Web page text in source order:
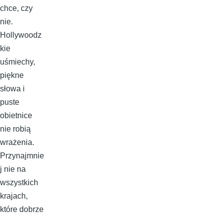
chce, czy
nie.
Hollywoodz
kie
uśmiechy,
piękne
słowa i
puste
obietnice
nie robią
wrażenia.
Przynajmnie
j nie na
wszystkich
krajach,
które dobrze